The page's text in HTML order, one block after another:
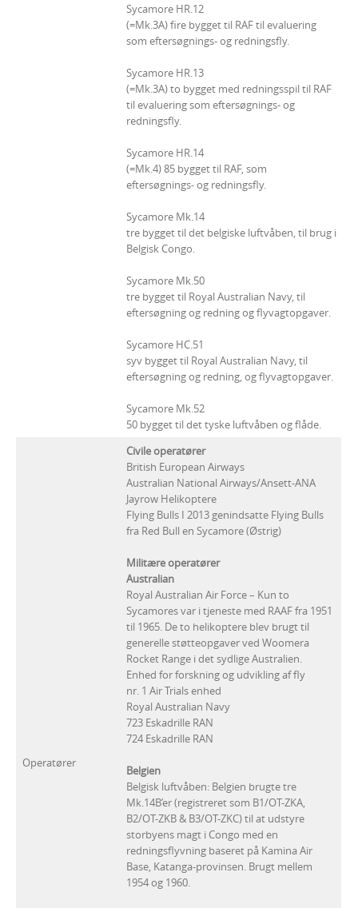
Sycamore HR.12
(=Mk.3A) fire bygget til RAF til evaluering
som eftersøgnings- og redningsfly.
Sycamore HR.13
(=Mk.3A) to bygget med redningsspil til RAF
til evaluering som eftersøgnings- og
redningsfly.
Sycamore HR.14
(=Mk.4) 85 bygget til RAF, som
eftersøgnings- og redningsfly.
Sycamore Mk.14
tre bygget til det belgiske luftvåben, til brug i
Belgisk Congo.
Sycamore Mk.50
tre bygget til Royal Australian Navy, til
eftersøgning og redning og flyvagtopgaver.
Sycamore HC.51
syv bygget til Royal Australian Navy, til
eftersøgning og redning, og flyvagtopgaver.
Sycamore Mk.52
50 bygget til det tyske luftvåben og flåde.
Operatører
Civile operatører
British European Airways
Australian National Airways/Ansett-ANA
Jayrow Helikoptere
Flying Bulls I 2013 genindsatte Flying Bulls
fra Red Bull en Sycamore (Østrig)
Militære operatører
Australian
Royal Australian Air Force – Kun to
Sycamores var i tjeneste med RAAF fra 1951
til 1965. De to helikoptere blev brugt til
generelle støtteopgaver ved Woomera
Rocket Range i det sydlige Australien.
Enhed for forskning og udvikling af fly
nr. 1 Air Trials enhed
Royal Australian Navy
723 Eskadrille RAN
724 Eskadrille RAN
Belgien
Belgisk luftvåben: Belgien brugte tre
Mk.14B’er (registreret som B1/OT-ZKA,
B2/OT-ZKB & B3/OT-ZKC) til at udstyre
storbyens magt i Congo med en
redningsflyvning baseret på Kamina Air
Base, Katanga-provinsen. Brugt mellem
1954 og 1960.